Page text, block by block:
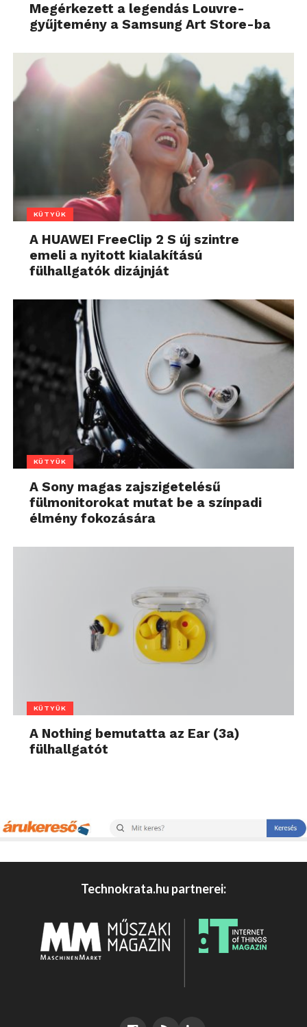
Megérkezett a legendás Louvre-
gyűjtemény a Samsung Art Store-ba
KÜTYÜK
A HUAWEI FreeClip 2 S új szintre
emeli a nyitott kialakítású
fülhallgatók dizájnját
KÜTYÜK
A Sony magas zajszigetelésű
fülmonitorokat mutat be a színpadi
élmény fokozására
KÜTYÜK
A Nothing bemutatta az Ear (3a)
fülhallgatót
Technokrata.hu partnerei: